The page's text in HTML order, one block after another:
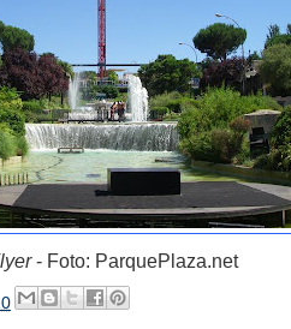
- Foto: ParquePlaza.net